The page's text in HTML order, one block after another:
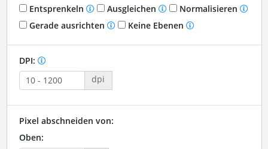
Entsprenkeln
Ausgleichen
Normalisieren
Gerade ausrichten
Keine Ebenen
DPI:
dpi
Pixel abschneiden von:
Oben: